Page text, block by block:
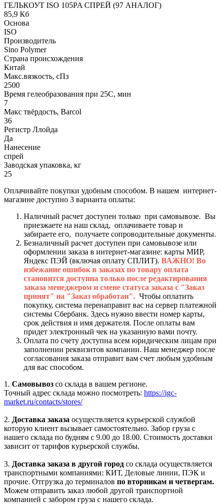
ГЕЛЬКОУТ ISO 105PA СПРЕЙ (97 АНАЛОГ)
85,9 Кб
Основа
ISO
Производитель
Sino Polymer
Страна происхождения
Китай
Макс.вязкoсть, сПз
2500
Время гелеобразования при 25С, мин
7
Макс твёрдость, Barcol
36
Регистр Ллойда
Да
Нанесение
спрей
Заводская упаковка, кг
25
Оплачивайте покупки удобным способом. В нашем интернет-
магазине доступно 3 варианта оплаты:
Наличный расчет доступен только при самовывозе. Вы
приезжаете на наш склад, оплачиваете товар и
забираете его, получаете сопроводительные документы.
Безналичный расчет доступен при самовывозе или
оформлении заказа в интернет-магазине: карты МИР,
Яндекс ПЭЙ (включая оплату СПЛИТ). ВАЖНО! Во
избежание ошибок в заказах по товару оплата
становится доступна только после редактирования
заказа менеджером и смене статуса заказа с "Заказ
принят" на "Заказ обработан". Чтобы оплатить
покупку, система перенаправит вас на сервер платежной
системы Сбербанк. Здесь нужно ввести номер карты,
срок действия и имя держателя. После оплаты вам
придет электронный чек на указанную вами почту.
Оплата по счету доступна всем юридическим лицам при
заполнении реквизитов компании. Наш менеджер после
согласования заказа отправит вам счет любым удобным
для вас способом.
1. Самовывоз со склада в вашем регионе.
Точный адрес склада можно посмотреть: https://igc-
market.ru/contacts/stores/
2. Доставка заказа осуществляется курьерской службой
которую клиент вызывает самостоятельно. Забор груза с
нашего склада по будням с 9.00 до 18.00. Стоимость доставки
зависит от тарифов курьерской службы.
3. Доставка заказа в другой город со склада осуществляется
транспортными компаниями: КИТ, Деловые линии, ПЭК и
прочие. Отгрузка до терминалов по вторникам и четвергам.
Можем отправить заказ любой другой транспортной
компанией с забором груза с нашего склада.